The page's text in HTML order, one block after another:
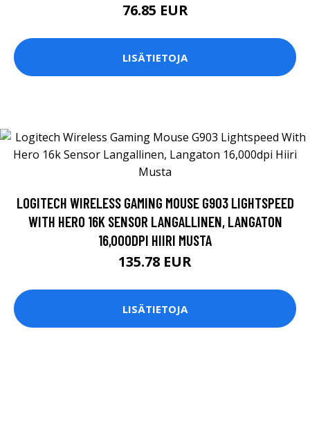
76.85 EUR
LISÄTIETOJA
LOGITECH WIRELESS GAMING MOUSE G903 LIGHTSPEED
WITH HERO 16K SENSOR LANGALLINEN, LANGATON
16,000DPI HIIRI MUSTA
135.78 EUR
LISÄTIETOJA